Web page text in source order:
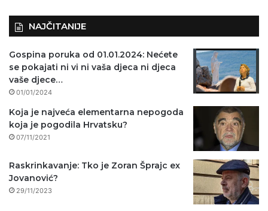
NAJČITANIJE
Gospina poruka od 01.01.2024: Nećete
se pokajati ni vi ni vaša djeca ni djeca
vaše djece…
01/01/2024
Koja je najveća elementarna nepogoda
koja je pogodila Hrvatsku?
07/11/2021
Raskrinkavanje: Tko je Zoran Šprajc ex
Jovanović?
29/11/2023